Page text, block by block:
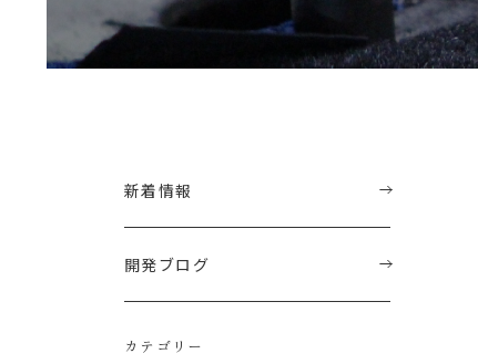
新着情報
開発ブログ
カテゴリー